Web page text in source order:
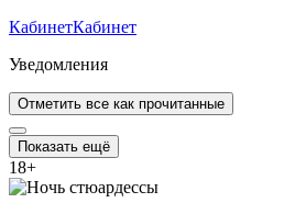
КабинетКабинет
Уведомления
Отметить все как прочитанные
Показать ещё
18+